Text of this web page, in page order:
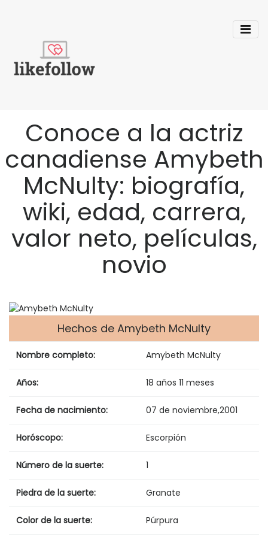
Conoce a la actriz
canadiense Amybeth
McNulty: biografía,
wiki, edad, carrera,
valor neto, películas,
novio
Hechos de Amybeth McNulty
Nombre completo: Amybeth McNulty
Años: 18 años 11 meses
Fecha de nacimiento: 07 de noviembre,2001
Horóscopo: Escorpión
Número de la suerte: 1
Piedra de la suerte: Granate
Color de la suerte: Púrpura